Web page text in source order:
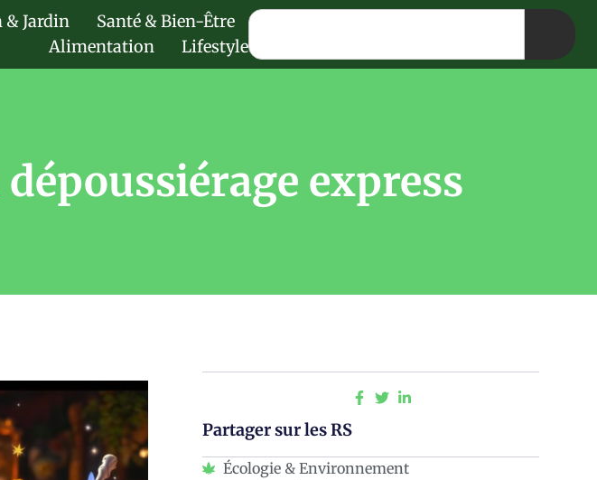
& Jardin
Santé & Bien-Être
Alimentation
Lifestyle
express
Partager sur les RS
Écologie & Environnement